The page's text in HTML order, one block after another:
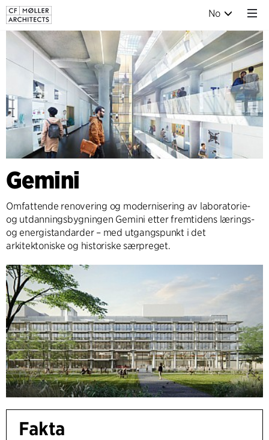
No
Gemini
Omfattende renovering og modernisering av laboratorie-
og utdanningsbygningen Gemini etter fremtidens lærings-
og energistandarder – med utgangspunkt i det
arkitektoniske og historiske særpreget.
Fakta